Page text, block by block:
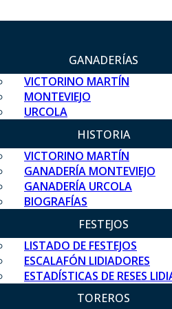
GANADERÍAS
VICTORINO MARTÍN
MONTEVIEJO
URCOLA
HISTORIA
VICTORINO MARTÍN
GANADERÍA MONTEVIEJO
GANADERÍA URCOLA
BIOGRAFÍAS
FESTEJOS
LISTADO DE FESTEJOS
ESCALAFÓN LIDIADORES
ESTADÍSTICAS DE RESES
TOREROS